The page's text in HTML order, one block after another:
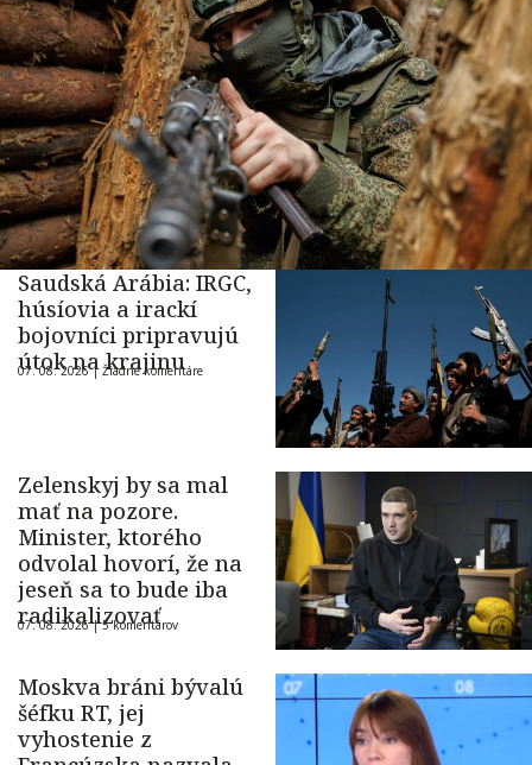
Saudská Arábia: IRGC,
húsíovia a irackí
bojovníci pripravujú
útok na krajinu
07. 08. 2026 |Žiadne komentáre
Zelenskyj by sa mal
mať na pozore.
Minister, ktorého
odvolal hovorí, že na
jeseň sa to bude iba
radikalizovať
07. 08. 2026 |5 komentárov
Moskva bráni bývalú
šéfku RT, jej
vyhostenie z